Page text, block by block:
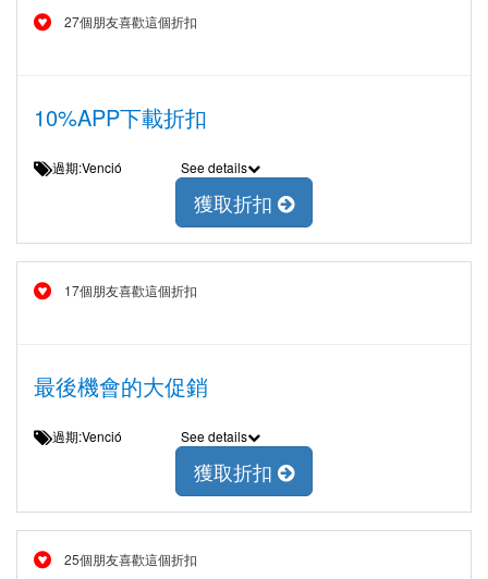
27個朋友喜歡這個折扣
10%APP下載折扣
過期:Venció See details
獲取折扣
17個朋友喜歡這個折扣
最後機會的大促銷
過期:Venció See details
獲取折扣
25個朋友喜歡這個折扣